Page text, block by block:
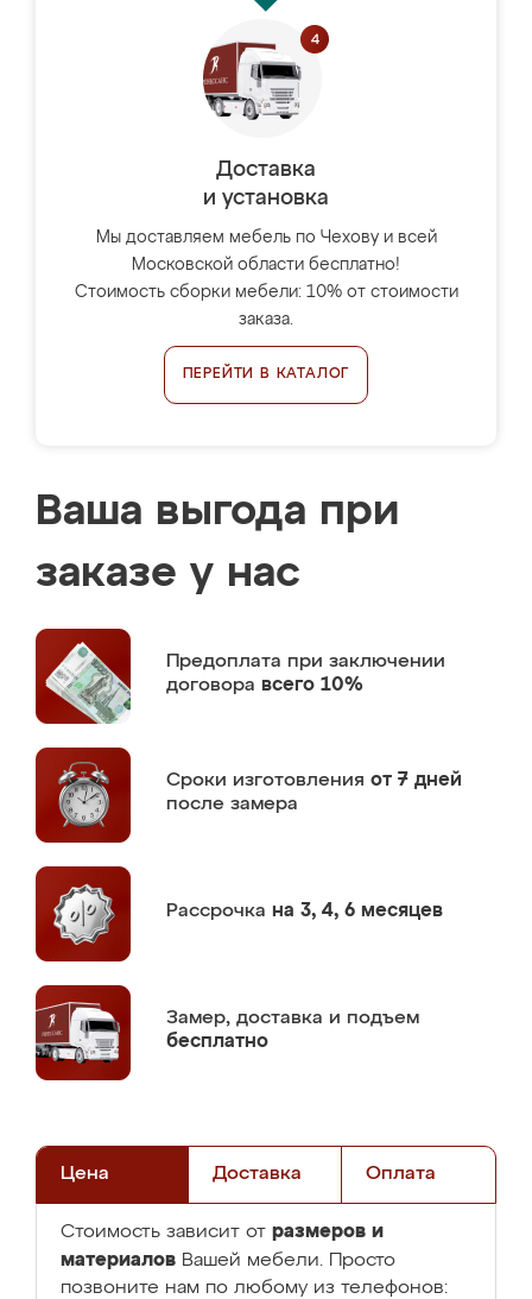
Доставка
и установка
Мы доставляем мебель по Чехову и всей
Московской области бесплатно!
Стоимость сборки мебели: 10% от стоимости
заказа.
ПЕРЕЙТИ В КАТАЛОГ
Ваша выгода при
заказе у нас
Предоплата при заключении
договора всего 10%
Сроки изготовления от 7 дней
после замера
Рассрочка на 3, 4, 6 месяцев
Замер, доставка и подъем
бесплатно
Цена Доставка Оплата
Стоимость зависит от размеров и
материалов Вашей мебели. Просто
позвоните нам по любому из телефонов: